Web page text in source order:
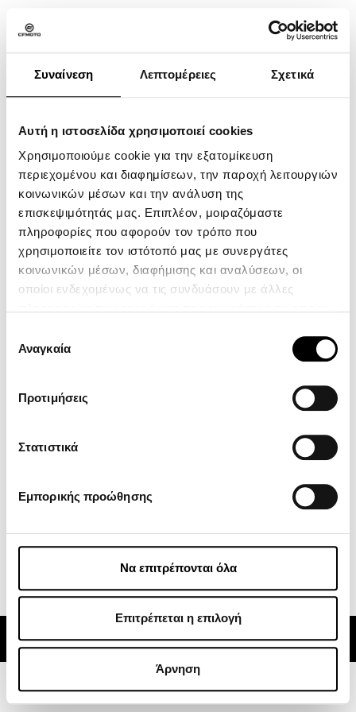
Συναίνεση Λεπτομέρειες Σχετικά
Αυτή η ιστοσελίδα χρησιμοποιεί cookies
Χρησιμοποιούμε cookie για την εξατομίκευση
περιεχομένου και διαφημίσεων, την παροχή λειτουργιών
κοινωνικών μέσων και την ανάλυση της
επισκεψιμότητάς μας. Επιπλέον, μοιραζόμαστε
πληροφορίες που αφορούν τον τρόπο που
χρησιμοποιείτε τον ιστότοπό μας με συνεργάτες
κοινωνικών μέσων, διαφήμισης και αναλύσεων, οι
οποίοι ενδεχομένως να τις συνδυάσουν με άλλες
των υπηρεσιών τους.
συγκατάθεσης
Αναγκαία
Προτιμήσεις
Στατιστικά
Εμπορικής προώθησης
Να επιτρέπονται όλα
Επιτρέπεται η επιλογή
Άρνηση
ΠΡΟΣΤΑΤΕΥΤΙΚΟ
ΔΟΧΕΙΟΥ ΜΠΡΟΣ/
ΠΙΣΩ ΦΡΕΝΟΥ
ATV
SXS
MOTORCYCLE
YOUTH SERIES
CFMOTO Ride App
© 2024 CFMOTO | ATVs, Motorcycles, Side x Sides | Powered byRocket Path